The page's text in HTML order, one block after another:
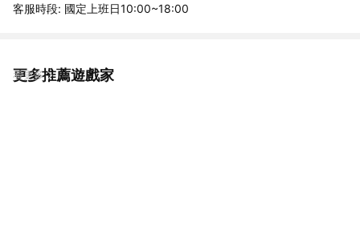
客服時段: 國定上班日10:00~18:00
更多推薦遊戲家
看更多